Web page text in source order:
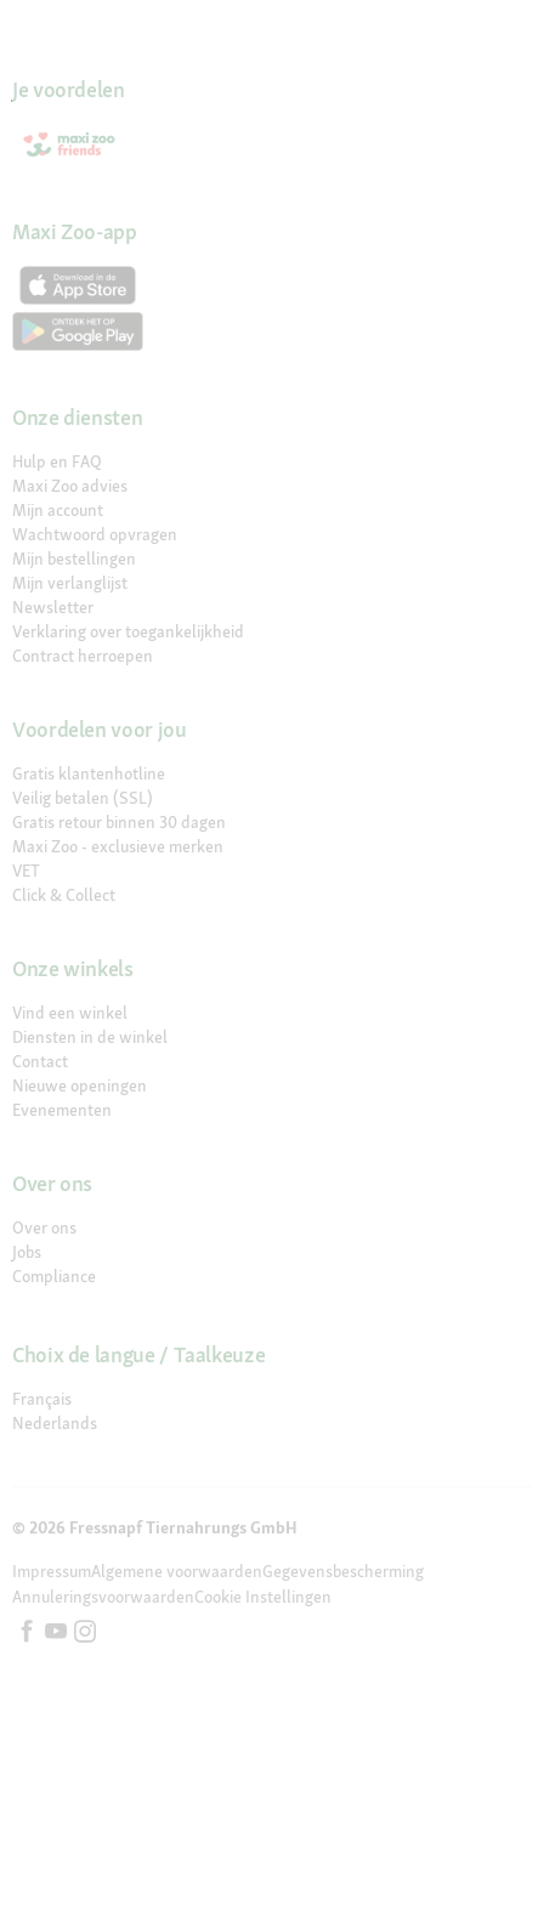
Je voordelen
Maxi Zoo-app
Onze diensten
Hulp en FAQ
Maxi Zoo advies
Mijn account
Wachtwoord opvragen
Mijn bestellingen
Mijn verlanglijst
Newsletter
Verklaring over toegankelijkheid
Contract herroepen
Voordelen voor jou
Gratis klantenhotline
Veilig betalen (SSL)
Gratis retour binnen 30 dagen
Maxi Zoo - exclusieve merken
VET
Click & Collect
Onze winkels
Vind een winkel
Diensten in de winkel
Contact
Nieuwe openingen
Evenementen
Over ons
Over ons
Jobs
Compliance
Choix de langue / Taalkeuze
Français
Nederlands
© 2026 Fressnapf Tiernahrungs GmbH
ImpressumAlgemene voorwaardenGegevensbescherming
AnnuleringsvoorwaardenCookie Instellingen